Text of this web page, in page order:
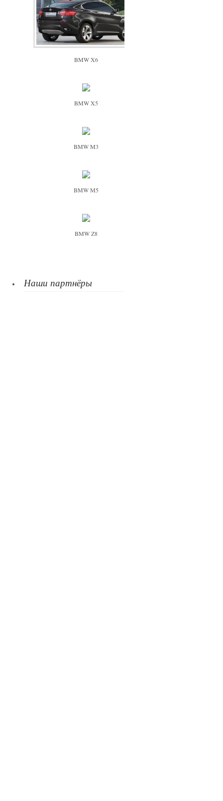
BMW X6
BMW X5
BMW M3
BMW M5
BMW Z8
Наши партнёры